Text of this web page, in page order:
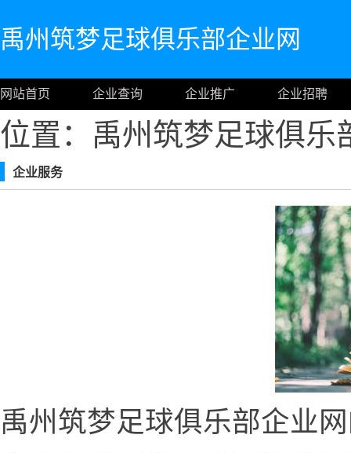
禹州筑梦足球俱乐部企业网
网站首页 企业查询 企业推广 企业招聘
位置：禹州筑梦足球俱
企业服务
禹州筑梦足球俱乐部企业